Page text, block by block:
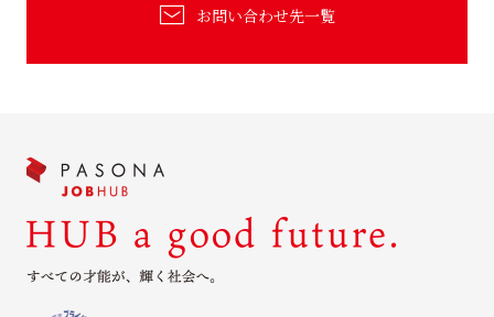
お問い合わせ先一覧